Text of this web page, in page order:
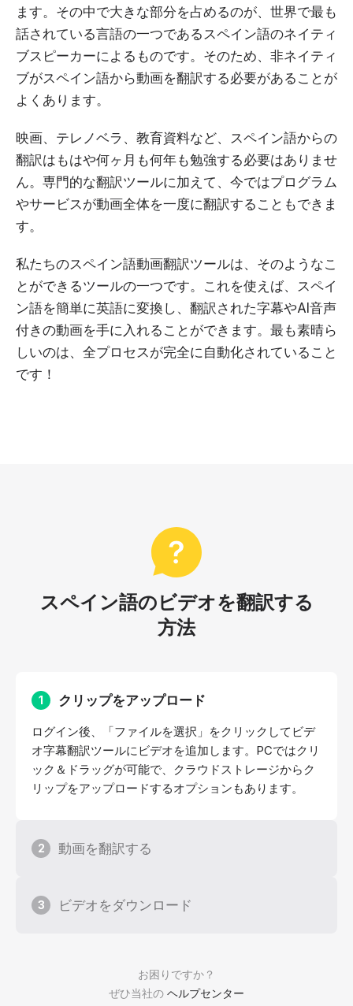
ます。その中で大きな部分を占めるのが、世界で最も
話されている言語の一つであるスペイン語のネイティ
ブスピーカーによるものです。そのため、非ネイティ
ブがスペイン語から動画を翻訳する必要があることが
よくあります。
映画、テレノベラ、教育資料など、スペイン語からの
翻訳はもはや何ヶ月も何年も勉強する必要はありませ
ん。専門的な翻訳ツールに加えて、今ではプログラム
やサービスが動画全体を一度に翻訳することもできま
す。
私たちのスペイン語動画翻訳ツールは、そのようなこ
とができるツールの一つです。これを使えば、スペイ
ン語を簡単に英語に変換し、翻訳された字幕やAI音声
付きの動画を手に入れることができます。最も素晴ら
しいのは、全プロセスが完全に自動化されていること
です！
スペイン語のビデオを翻訳する
方法
お困りですか？
ぜひ当社の ヘルプセンター
1 クリップをアップロード
ログイン後、「ファイルを選択」をクリックしてビデ
オ字幕翻訳ツールにビデオを追加します。PCではクリ
ック＆ドラッグが可能で、クラウドストレージからク
リップをアップロードするオプションもあります。
2 動画を翻訳する
3 ビデオをダウンロード